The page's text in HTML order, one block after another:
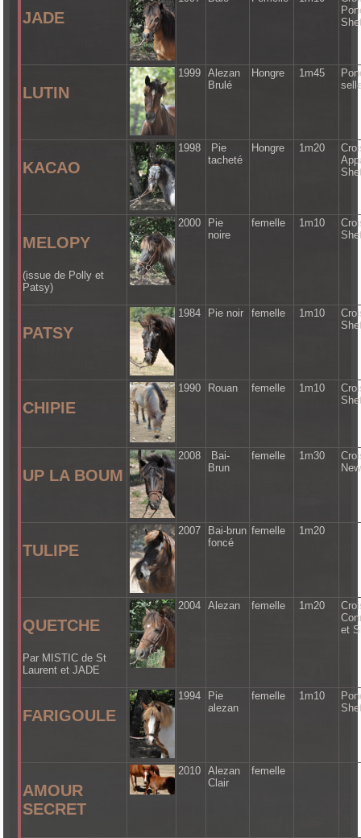
JADE
LUTIN
1999
Alezan
Brulé
Hongre 1m45
KACAO
1998
Pie
tacheté
Hongre 1m20
MELOPY
(issue de Polly et
Patsy)
2000
Pie
noire
femelle 1m10
PATSY
1984 Pie noir femelle 1m10
CHIPIE
1990 Rouan femelle 1m10
UP LA BOUM
2008
Bai-
Brun
femelle 1m30
TULIPE
2007
Bai-brun
foncé
femelle 1m20
QUETCHE
Par MISTIC de St
Laurent et JADE
2004 Alezan femelle 1m20
et
FARIGOULE
1994
Pie
alezan
femelle 1m10
AMOUR
SECRET
2010
Alezan
Clair
femelle